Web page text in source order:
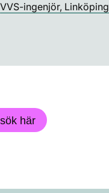
VVS-ingenjör, Linköping
här